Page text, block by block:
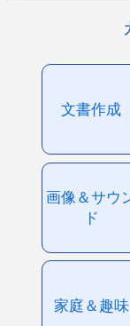
文書作成
画像＆サウ
ド
家庭＆趣味